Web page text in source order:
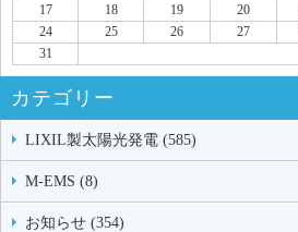
17
18 19 20
24
25 26 27
31
カテゴリー
LIXIL製太陽光発電 (585)
M-EMS (8)
お知らせ (354)